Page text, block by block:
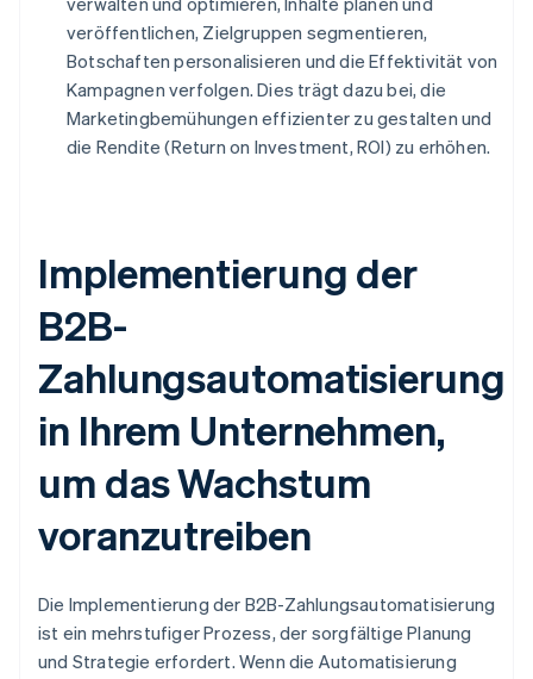
veröffentlichen, Zielgruppen segmentieren,
Botschaften personalisieren und die Effektivität von
Kampagnen verfolgen. Dies trägt dazu bei, die
Marketingbemühungen effizienter zu gestalten und
die Rendite (Return on Investment, ROI) zu erhöhen.
Implementierung der
B2B-
Zahlungsautomatisierung
in Ihrem Unternehmen,
um das Wachstum
voranzutreiben
Die Implementierung der B2B-Zahlungsautomatisierung
ist ein mehrstufiger Prozess, der sorgfältige Planung
und Strategie erfordert. Wenn die Automatisierung